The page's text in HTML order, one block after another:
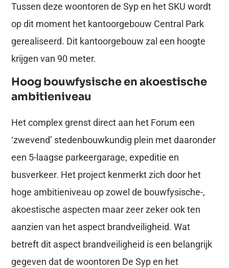
Tussen deze woontoren de Syp en het SKU wordt
op dit moment het kantoorgebouw Central Park
gerealiseerd. Dit kantoorgebouw zal een hoogte
krijgen van 90 meter.
Hoog bouwfysische en akoestische
ambitieniveau
Het complex grenst direct aan het Forum een
‘zwevend’ stedenbouwkundig plein met daaronder
een 5-laagse parkeergarage, expeditie en
busverkeer. Het project kenmerkt zich door het
hoge ambitieniveau op zowel de bouwfysische-,
akoestische aspecten maar zeer zeker ook ten
aanzien van het aspect brandveiligheid. Wat
betreft dit aspect brandveiligheid is een belangrijk
gegeven dat de woontoren De Syp en het